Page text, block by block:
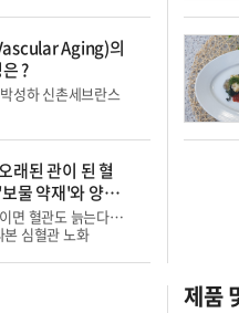
Aging)의
?
성하 신촌세브란스
래된 관이 된 혈
물 약재'와 양생
기
면 혈관도 늙는다…
심혈관 노화
제품